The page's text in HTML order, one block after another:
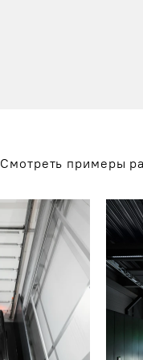
Смотреть примеры